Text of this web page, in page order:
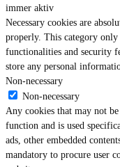
immer aktiv
Necessary cookies are
properly. This category only
functionalities and security
store any personal
Non-necessary
Non-necessary
Any cookies that may not
function and is used
ads, other embedded
mandatory to procure user